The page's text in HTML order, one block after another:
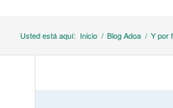
Usted está aquí: Inicio / Blog Adoa / Y por